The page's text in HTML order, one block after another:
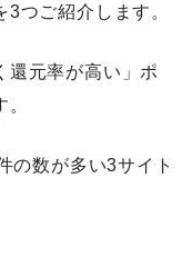
つご紹介します。
還元率が高い」ポ
の数が多い3サイト